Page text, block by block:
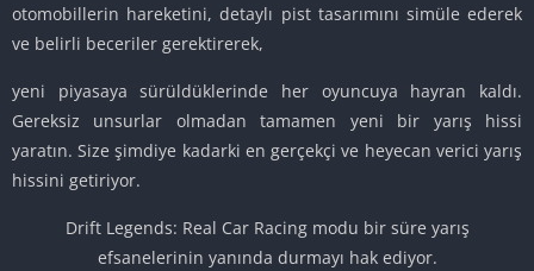
otomobillerin hareketini, detaylı pist tasarımını simüle ederek
ve belirli beceriler gerektirerek,
yeni piyasaya sürüldüklerinde her oyuncuya hayran kaldı.
Gereksiz unsurlar olmadan tamamen yeni bir yarış hissi
yaratın. Size şimdiye kadarki en gerçekçi ve heyecan verici yarış
hissini getiriyor.
Drift Legends: Real Car Racing modu bir süre yarış
efsanelerinin yanında durmayı hak ediyor.